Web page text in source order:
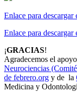
Enlace para descargar
Enlace para
¡GRACIAS!
Agradecemos el
Neurociencias
de febrero.org y de la
Medicina y